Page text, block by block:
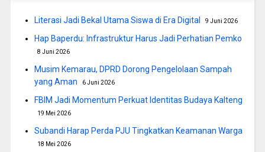
Literasi Jadi Bekal Utama Siswa di Era Digital 9 Juni 2026
Hap Baperdu: Infrastruktur Harus Jadi Perhatian Pemko
8 Juni 2026
Musim Kemarau, DPRD Dorong Pengelolaan Sampah
yang Aman
6 Juni 2026
FBIM Jadi Momentum Perkuat Identitas Budaya Kalteng
19 Mei 2026
Subandi Harap Perda PJU Tingkatkan Keamanan Warga
18 Mei 2026